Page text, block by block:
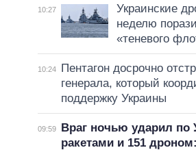
10:27
Украинские
неделю
«теневого
10:24
Пентагон досрочно
генерала, который
поддержку Украины
09:59
Враг ночью ударил по
ракетами и 151